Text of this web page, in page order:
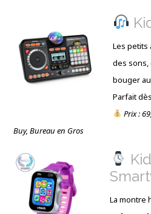
Les petits
des
bouger
Parfait
Prix :
Buy, Bureau en Gros
La montre